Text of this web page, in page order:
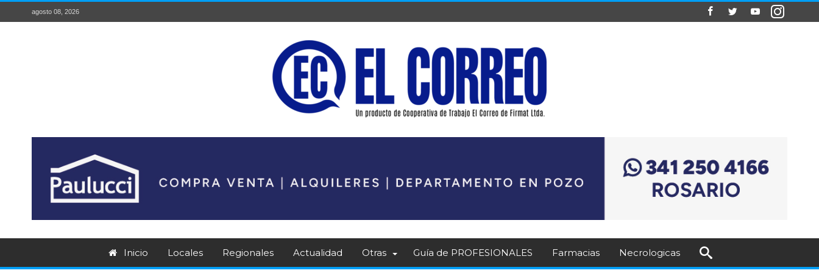
agosto 08, 2026
Inicio Locales Regionales Actualidad Otras Guía de PROFESIONALES Farmacias Necrologicas